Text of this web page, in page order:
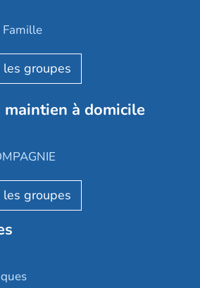
Villa Médicis
Famille
maintien à domicile